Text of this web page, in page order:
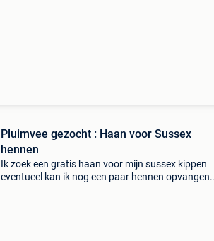
Pluimvee gezocht : Haan voor Sussex
hennen
Ik zoek een gratis haan voor mijn sussex kippen
eventueel kan ik nog een paar hennen opvangen